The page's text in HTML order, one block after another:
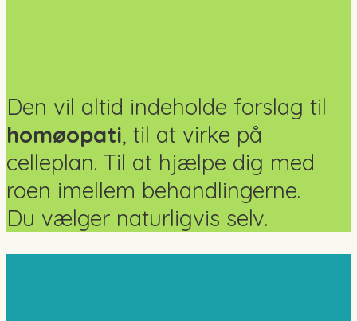
Den vil altid indeholde forslag til
homøopati, til at virke på
celleplan. Til at hjælpe dig med
roen imellem behandlingerne.
Du vælger naturligvis selv.